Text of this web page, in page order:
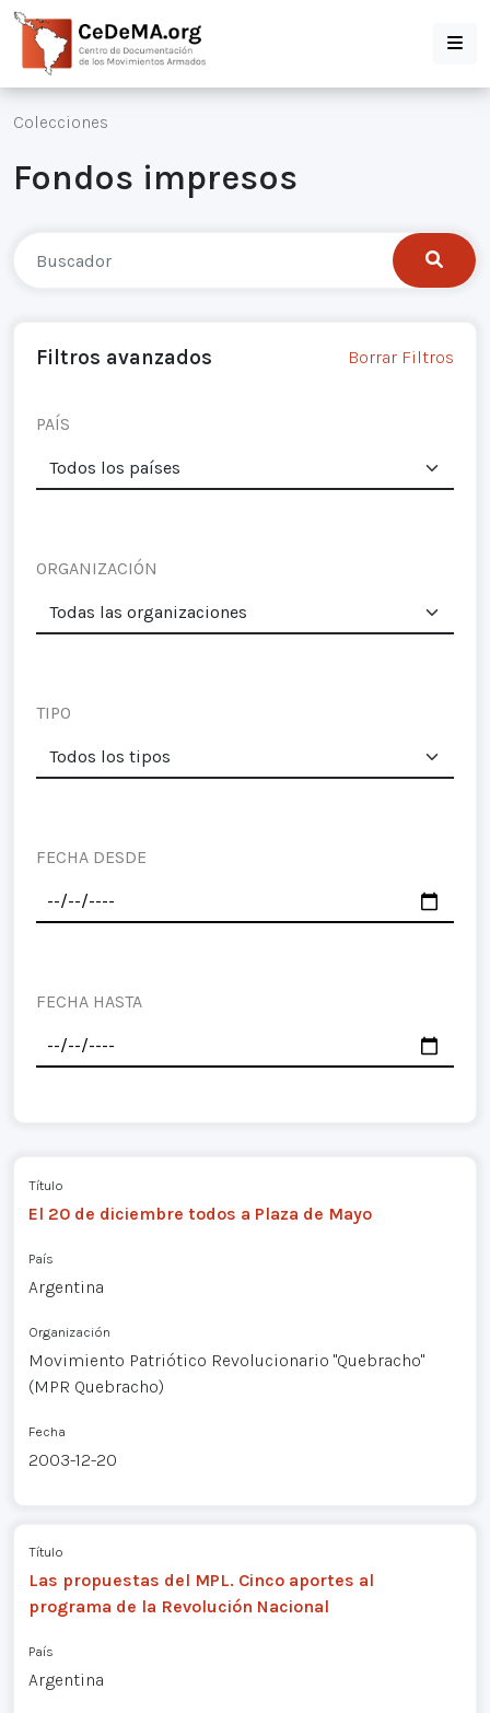
Colecciones
Fondos impresos
Filtros avanzados Borrar Filtros
PAÍS
ORGANIZACIÓN
TIPO
FECHA DESDE
FECHA HASTA
Título
El 20 de diciembre todos a Plaza de Mayo
País
Argentina
Organización
Movimiento Patriótico Revolucionario "Quebracho"
(MPR Quebracho)
Fecha
2003-12-20
Título
Las propuestas del MPL. Cinco aportes al
programa de la Revolución Nacional
País
Argentina